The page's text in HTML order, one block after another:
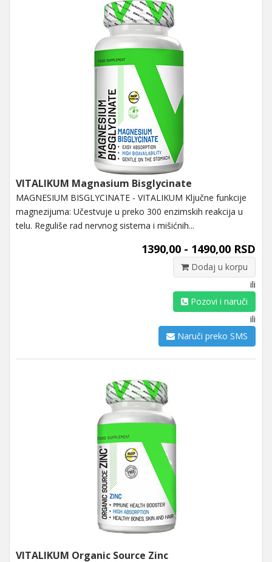
VITALIKUM Magnasium Bisglycinate
MAGNESIUM BISGLYCINATE - VITALIKUM Ključne funkcije
magnezijuma: Učestvuje u preko 300 enzimskih reakcija u
telu. Reguliše rad nervnog sistema i mišićnih...
1390,00 - 1490,00 RSD
Dodaj u korpu
ili
Pozovi i naruči
ili
Naruči preko SMS
VITALIKUM Organic Source Zinc